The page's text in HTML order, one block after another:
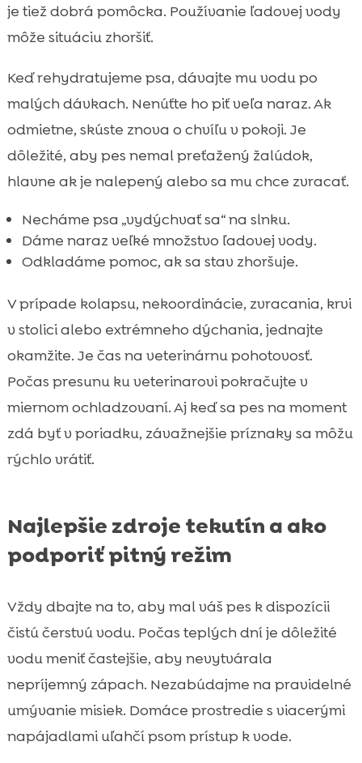
je tiež dobrá pomôcka. Používanie ľadovej vody
môže situáciu zhoršiť.
Keď rehydratujeme psa, dávajte mu vodu po
malých dávkach. Nenúťte ho piť veľa naraz. Ak
odmietne, skúste znova o chvíľu v pokoji. Je
dôležité, aby pes nemal preťažený žalúdok,
hlavne ak je nalepený alebo sa mu chce zvracať.
Necháme psa „vydýchvať sa“ na slnku.
Dáme naraz veľké množstvo ľadovej vody.
Odkladáme pomoc, ak sa stav zhoršuje.
V prípade kolapsu, nekoordinácie, zvracania, krvi
v stolici alebo extrémneho dýchania, jednajte
okamžite. Je čas na veterinárnu pohotovosť.
Počas presunu ku veterinarovi pokračujte v
miernom ochladzovaní. Aj keď sa pes na moment
zdá byť v poriadku, závažnejšie príznaky sa môžu
rýchlo vrátiť.
Najlepšie zdroje tekutín a ako
podporiť pitný režim
Vždy dbajte na to, aby mal váš pes k dispozícii
čistú čerstvú vodu. Počas teplých dní je dôležité
vodu meniť častejšie, aby nevytvárala
nepríjemný zápach. Nezabúdajme na pravidelné
umývanie misiek. Domáce prostredie s viacerými
napájadlami uľahčí psom prístup k vode.